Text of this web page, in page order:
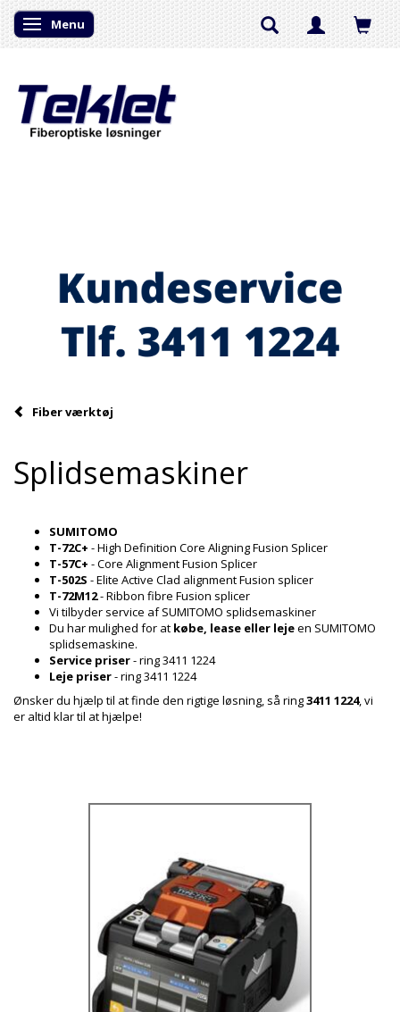
Skifte navigation
Menu
Fiber værktøj
Splidsemaskiner
SUMITOMO
T-72C+ - High Definition Core Aligning Fusion Splicer
T-57C+ - Core Alignment Fusion Splicer
T-502S - Elite Active Clad alignment Fusion splicer
T-72M12- Ribbon fibre Fusion splicer
Vi tilbyder service af SUMITOMO splidsemaskiner
Du har mulighed for at købe, lease eller lejeen SUMITOMO
splidsemaskine.
Service priser- ring 3411 1224
Leje priser- ring 3411 1224
Ønsker du hjælp til at finde den rigtige løsning, så ring3411 1224, vi
er altid klar til at hjælpe!